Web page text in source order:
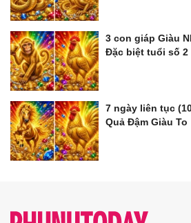
3 con giáp Giàu
Đặc biệt tuổi số 2
7 ngày liên tục
Quả Đậm Giàu To